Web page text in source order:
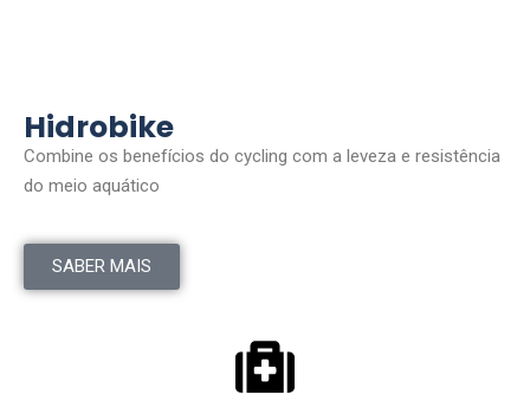
Hidrobike
Combine os benefícios do cycling com a leveza e resistência
do meio aquático
SABER MAIS